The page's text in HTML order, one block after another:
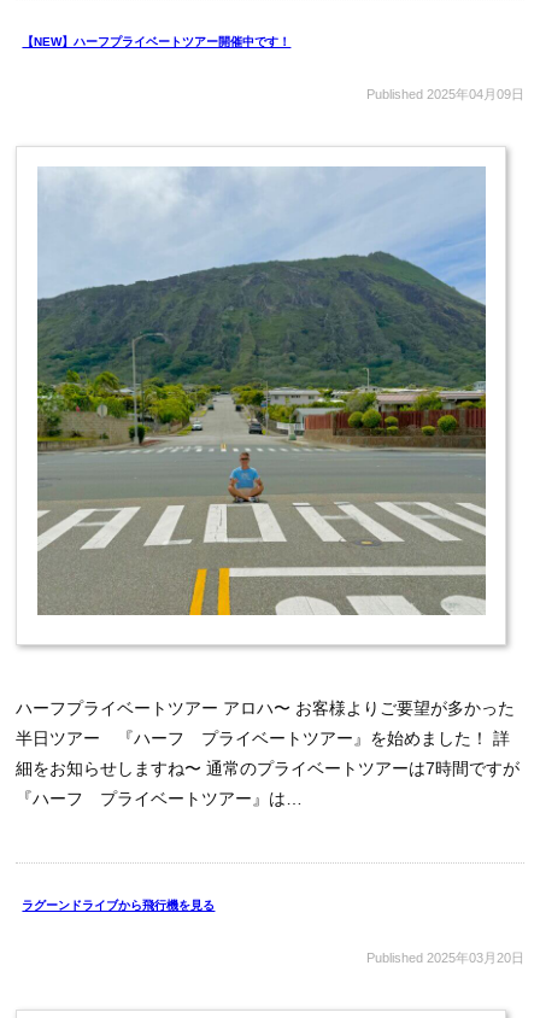
【NEW】ハーフプライベートツアー開催中です！
Published 2025年04月09日
ハーフプライベートツアー アロハ〜 お客様よりご要望が多かった
半日ツアー 『ハーフ プライベートツアー』を始めました！ 詳
細をお知らせしますね〜 通常のプライベートツアーは7時間ですが
『ハーフ プライベートツアー』は…
ラグーンドライブから飛行機を見る
Published 2025年03月20日